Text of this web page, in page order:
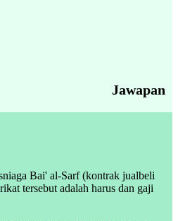
Jawapan
Bai' al-Sarf (kontrak jualbeli
tersebut adalah harus dan gaji